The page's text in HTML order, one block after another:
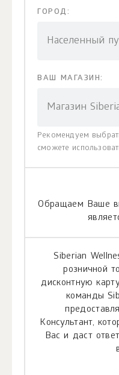
ГОРОД:
Населенный
ВАШ МАГАЗИН:
Магазин
Рекомендуем
сможете
Обращаем Ваше
Siberian
розничной
дисконтную
команды
Консультант,
Вас и даст